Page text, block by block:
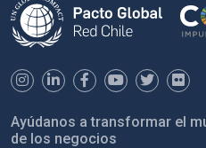
Ayúdanos a transformar el
de los negocios